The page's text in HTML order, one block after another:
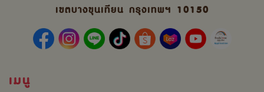
เขตบางขุนเทียน กรุงเทพฯ 10150
เมนู